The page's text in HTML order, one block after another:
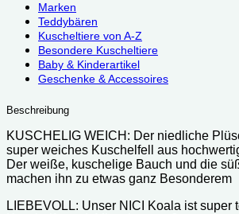
Marken
Teddybären
Kuscheltiere von A-Z
Besondere Kuscheltiere
Baby & Kinderartikel
Geschenke & Accessoires
Beschreibung
KUSCHELIG WEICH: Der niedliche
super weiches Kuschelfell aus
Der weiße, kuschelige Bauch und die
machen ihn zu etwas ganz Besonderem
LIEBEVOLL: Unser NICI Koala ist super